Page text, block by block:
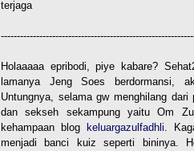
terjaga
Holaaaaa epribodi, piye kabare?
lamanya Jeng Soes berdormansi,
Untungnya, selama gw menghilang
dan sekseh sekampung yaitu Om
kehampaan blog
keluargazulfadhli.
menjadi banci kuiz seperti bininya.